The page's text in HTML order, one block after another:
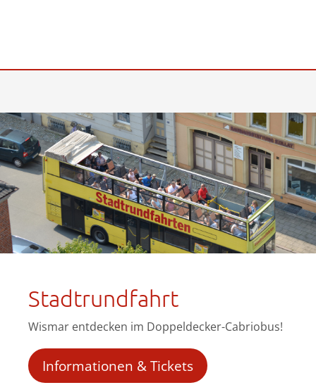
Stadtrundfahrt
Wismar entdecken im Doppeldecker-Cabriobus!
Informationen & Tickets